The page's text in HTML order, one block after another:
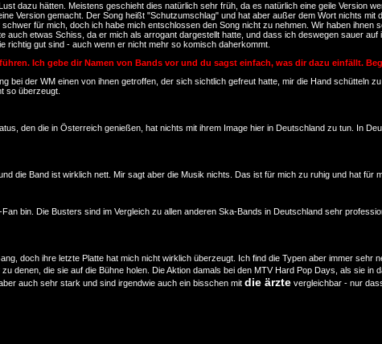
dazu hätten. Meistens geschieht dies natürlich sehr früh, da es natürlich eine geile Version
Version gemacht. Der Song heißt "Schutzumschlag" und hat aber außer dem Wort nichts
für mich, doch ich habe mich entschlossen den Song nicht zu nehmen. Wir haben
auch etwas Schiss, da er mich als arrogant dargestellt hatte, und dass ich deswegen sauer
richtig gut sind - auch wenn er nicht mehr so komisch daherkommt.
Ich gebe dir Namen von Bands vor und du sagst einfach, was dir dazu einfällt.
bei der WM einen von ihnen getroffen, der sich sichtlich gefreut hatte, mir die Hand
so überzeugt.
den die in Österreich genießen, hat nichts mit ihrem Image hier in Deutschland zu tun. In
die Band ist wirklich nett. Mir sagt aber die Musik nichts. Das ist für mich zu ruhig und hat
bin. Die Busters sind im Vergleich zu allen anderen Ska-Bands in Deutschland sehr
doch ihre letzte Platte hat mich nicht wirklich überzeugt. Ich find die Typen aber immer
denen, die sie auf die Bühne holen. Die Aktion damals bei den MTV Hard Pop Days, als sie
auch sehr stark und sind irgendwie auch ein bisschen mit die ärzte vergleichbar - nur